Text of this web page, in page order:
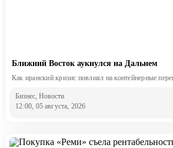
Ближний Восток аукнулся на Дальнем
Как иранский кризис повлиял на контейнерные
Бизнес, Новости
12:00, 05 августа, 2026